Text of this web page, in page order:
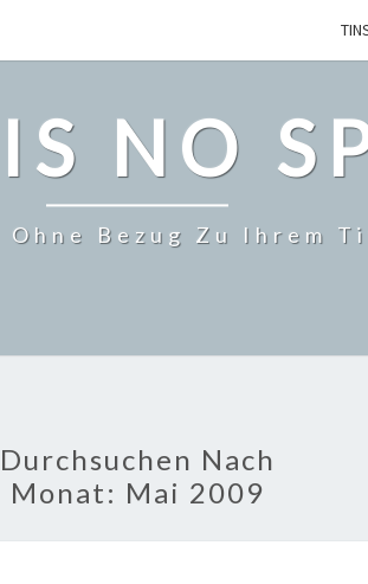
NO
Ohne Bezug Zu Ihrem
Durchsuchen Nach
Monat: Mai 2009